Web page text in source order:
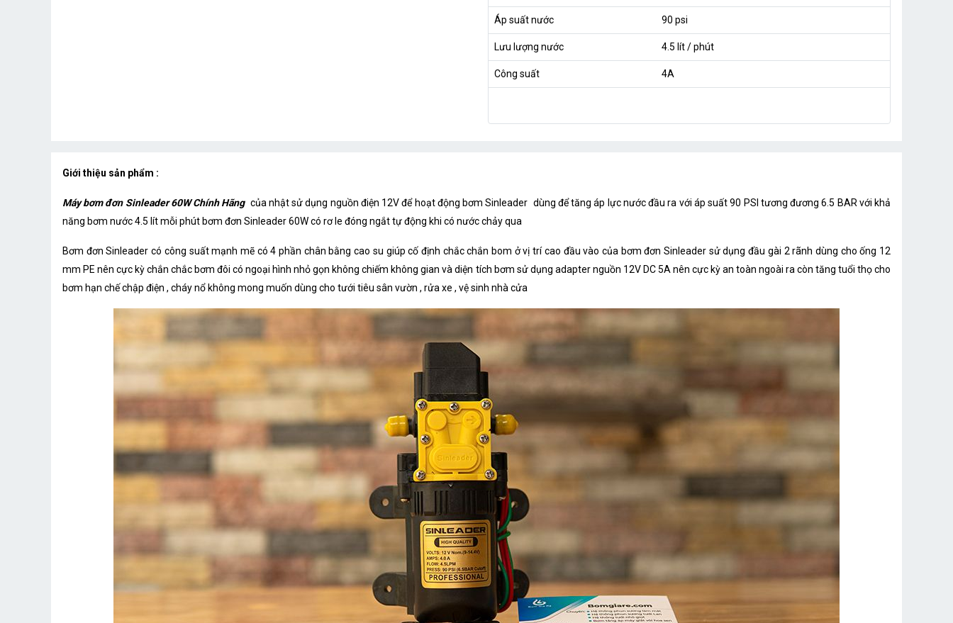
Áp suất nước 90 psi
Lưu lượng nước 4.5 lít / phút
Công suất 4A
Giới thiệu sản phẩm :
Máy bơm đơn Sinleader 60W Chính Hãng của nhật sử dụng nguồn điện 12V để hoạt động bơm Sinleader dùng để tăng áp lực nước đầu ra với áp suất 90 PSI tương đương 6.5 BAR với khả
năng bơm nước 4.5 lít mỗi phút bơm đơn Sinleader 60W có rơ le đóng ngắt tự động khi có nước chảy qua
Bơm đơn Sinleader có công suất mạnh mẽ có 4 phần chân bằng cao su giúp cố định chắc chắn bom ở vị trí cao đầu vào của bơm đơn Sinleader sử dụng đầu gài 2 rãnh dùng cho ống 12
mm PE nên cực kỳ chắn chắc bơm đôi có ngoại hình nhỏ gọn không chiếm không gian và diện tích bơm sử dụng adapter nguồn 12V DC 5A nên cực kỳ an toàn ngoài ra còn tăng tuổi thọ cho
bơm hạn chế chập điện , cháy nổ không mong muốn dùng cho tưới tiêu sân vườn , rửa xe , vệ sinh nhà cửa